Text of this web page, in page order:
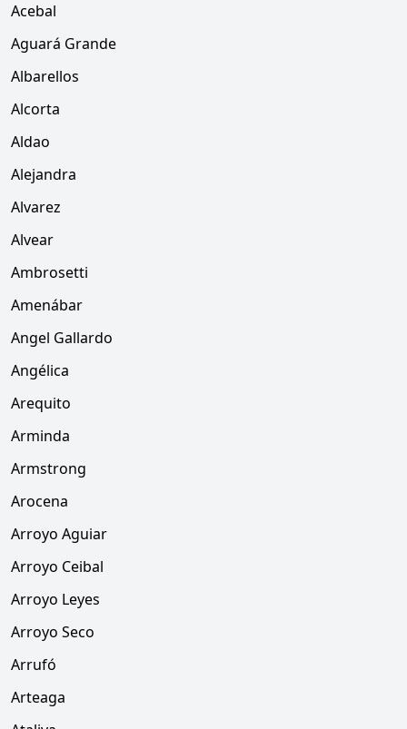
Acebal
Aguará Grande
Albarellos
Alcorta
Aldao
Alejandra
Alvarez
Alvear
Ambrosetti
Amenábar
Angel Gallardo
Angélica
Arequito
Arminda
Armstrong
Arocena
Arroyo Aguiar
Arroyo Ceibal
Arroyo Leyes
Arroyo Seco
Arrufó
Arteaga